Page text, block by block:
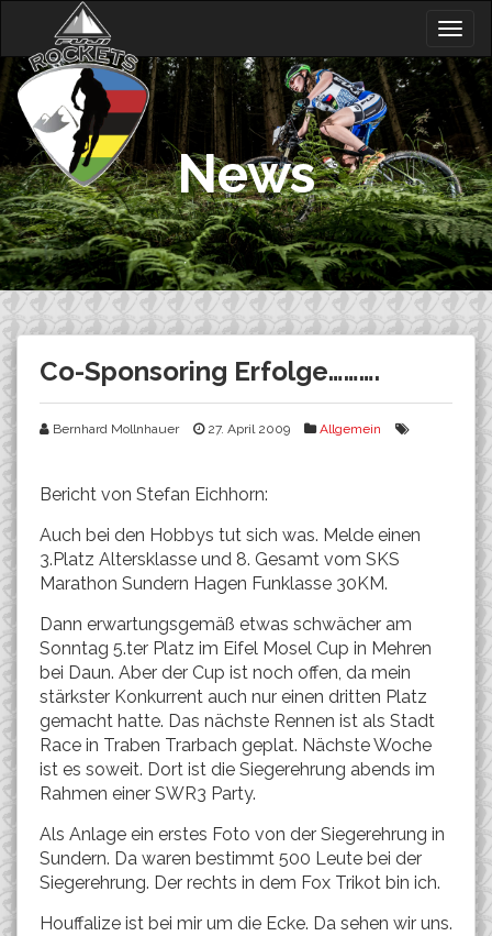
content
News
Co-Sponsoring Erfolge……….
Bernhard Mollnhauer 27. April 2009 Allgemein
Bericht von Stefan Eichhorn:
Auch bei den Hobbys tut sich was. Melde einen
3.Platz Altersklasse und 8. Gesamt vom SKS
Marathon Sundern Hagen Funklasse 30KM.
Dann erwartungsgemäß etwas schwächer am
Sonntag 5.ter Platz im Eifel Mosel Cup in Mehren
bei Daun. Aber der Cup ist noch offen, da mein
stärkster Konkurrent auch nur einen dritten Platz
gemacht hatte. Das nächste Rennen ist als Stadt
Race in Traben Trarbach geplat. Nächste Woche
ist es soweit. Dort ist die Siegerehrung abends im
Rahmen einer SWR3 Party.
Als Anlage ein erstes Foto von der Siegerehrung in
Sundern. Da waren bestimmt 500 Leute bei der
Siegerehrung. Der rechts in dem Fox Trikot bin ich.
Houffalize ist bei mir um die Ecke. Da sehen wir uns.